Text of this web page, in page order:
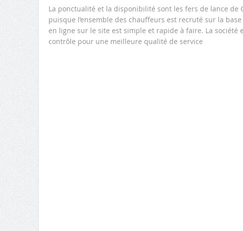
La ponctualité et la disponibilité sont les fers de lance de
puisque l’ensemble des chauffeurs est recruté sur la
en ligne sur le site est simple et rapide à faire. La société
contrôle pour une meilleure qualité de service